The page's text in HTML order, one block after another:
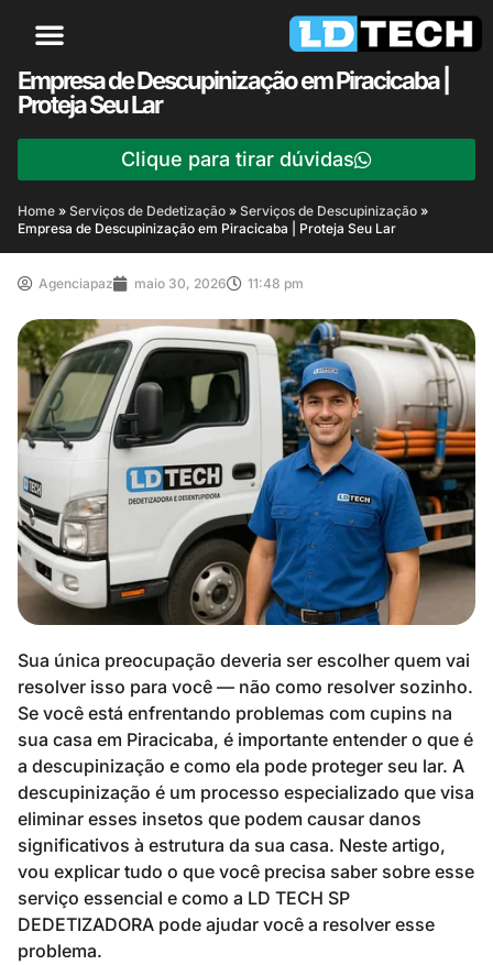
Empresa de Descupinização em Piracicaba |
Proteja Seu Lar
Clique para tirar dúvidas
Home » Serviços de Dedetização » Serviços de Descupinização »
Empresa de Descupinização em Piracicaba | Proteja Seu Lar
Agenciapaz maio 30, 2026 11:48 pm
Sua única preocupação deveria ser escolher quem vai
resolver isso para você — não como resolver sozinho.
Se você está enfrentando problemas com cupins na
sua casa em Piracicaba, é importante entender o que é
a descupinização e como ela pode proteger seu lar. A
descupinização é um processo especializado que visa
eliminar esses insetos que podem causar danos
significativos à estrutura da sua casa. Neste artigo,
vou explicar tudo o que você precisa saber sobre esse
serviço essencial e como a LD TECH SP
DEDETIZADORA pode ajudar você a resolver esse
problema.